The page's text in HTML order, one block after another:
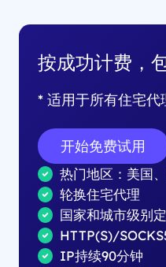
按成功计费，
* 适用于所有住宅代
开始免费试用
热门地区：美国
轮换住宅代理
国家和城市级别
HTTP(S)/
IP持续90分钟